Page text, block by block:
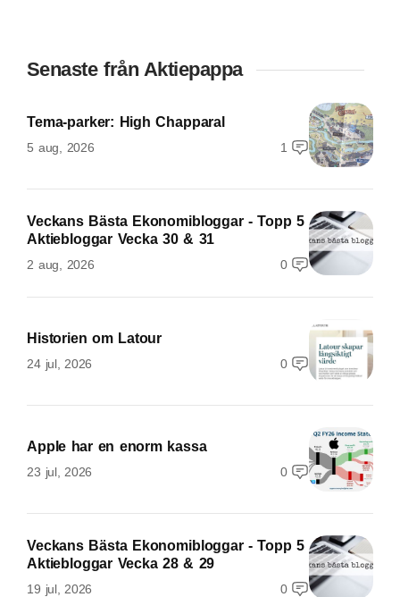
Senaste från Aktiepappa
Tema-parker: High Chapparal
5 aug, 2026 1
Veckans Bästa Ekonomibloggar - Topp 5
Aktiebloggar Vecka 30 & 31
2 aug, 2026 0
Historien om Latour
24 jul, 2026 0
Apple har en enorm kassa
23 jul, 2026 0
Veckans Bästa Ekonomibloggar - Topp 5
Aktiebloggar Vecka 28 & 29
19 jul, 2026 0